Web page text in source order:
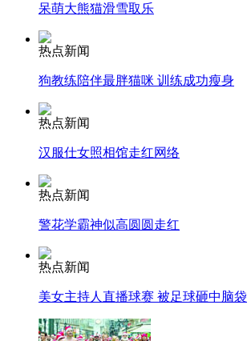
走！跟着总书记去植树
纽约上演“枕头大战”
呆萌大熊猫滑雪取乐
热点新闻
狗教练陪伴最胖猫咪 训练成功瘦身
热点新闻
汉服仕女照相馆走红网络
热点新闻
警花学霸神似高圆圆走红
热点新闻
美女主持人直播球赛 被足球砸中脑袋